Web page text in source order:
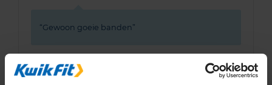
Gewoon goeie banden